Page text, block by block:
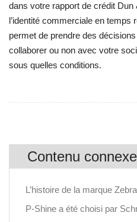
dans votre rapport de crédit
l’identité commerciale en temps
permet de prendre des
collaborer ou non avec votre
sous quelles conditions.
Contenu connexe
L’histoire de la marque Zebra
P-Shine a été choisi par